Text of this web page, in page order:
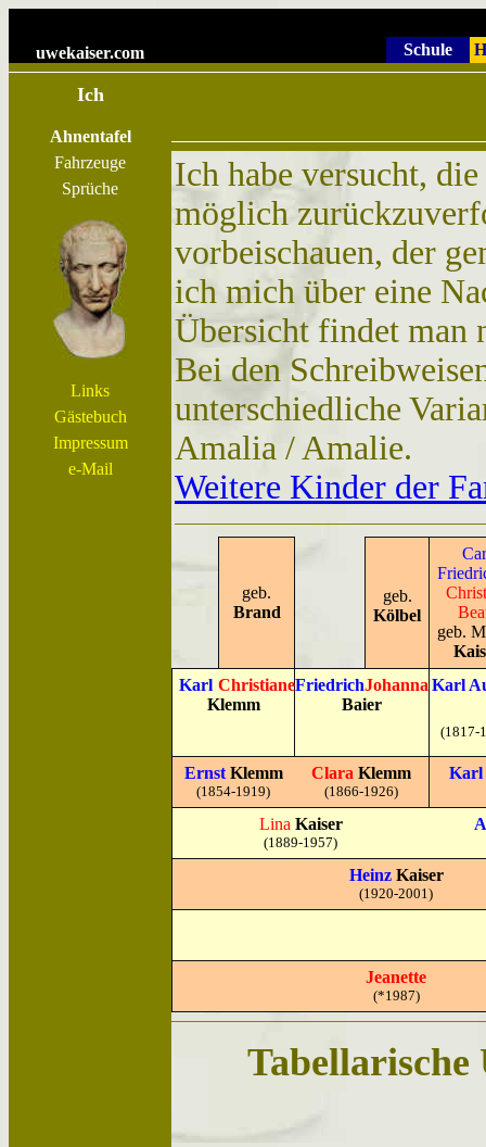
uwekaiser.com Schule
Ich
Ahnentafel
Fahrzeuge
Sprüche
Links
Gästebuch
Impressum
e-Mail
Ich habe versucht,
möglich
vorbeischauen, der
ich mich über eine
Übersicht findet man
Bei den
unterschiedliche
Amalia / Amalie.
Weitere Kinder der
geb.
Brand
geb.
Kölbel
geb.
Karl ChristianeFriedrichJohanna Karl
Klemm
Baier
(1817-
Ernst Klemm
(1854-1919)
Clara Klemm
(1866-1926)
Karl
Lina Kaiser
(1889-1957)
Heinz Kaiser
(1920-2001)
Jeanette
(*1987)